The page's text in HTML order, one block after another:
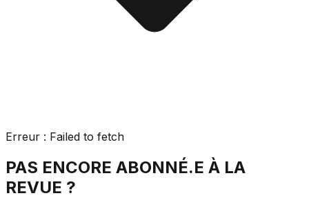
Erreur : Failed to fetch
PAS ENCORE ABONNÉ.E À LA
REVUE ?